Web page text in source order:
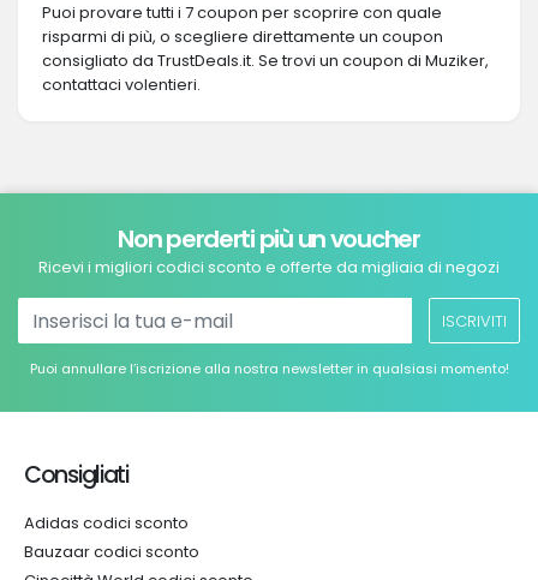
Puoi provare tutti i 7 coupon per scoprire con quale
risparmi di più, o scegliere direttamente un coupon
consigliato da TrustDeals.it. Se trovi un coupon di Muziker,
contattaci volentieri.
Non perderti più un voucher
Ricevi i migliori codici sconto e offerte da migliaia di negozi
ISCRIVITI
Puoi annullare l’iscrizione alla nostra newsletter in qualsiasi momento!
Consigliati
Adidas codici sconto
Bauzaar codici sconto